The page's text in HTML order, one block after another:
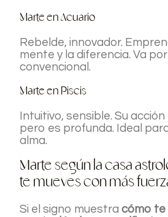
Marte en Acuario
Rebelde, innovador.
mente y la diferencia. Va
convencional.
Marte en Piscis
Intuitivo, sensible. Su acción
pero es profunda. Ideal
alma.
Marte según la casa
te mueves con más
Si el signo muestracómo te